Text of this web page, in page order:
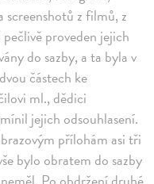
screenshotů z filmů, z
proveden jejich
do sazby, a ta byla v
částech ke
ml., dědici
jejich odsouhlasení.
přílohám asi tři
bylo obratem do sazby